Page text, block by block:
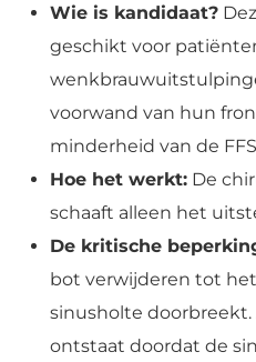
Wie is kandidaat?
geschikt voor
voorwand van hun
minderheid van de
Hoe het werkt: De
schaaft alleen het
De kritische
bot verwijderen tot
sinusholte
ontstaat doordat de